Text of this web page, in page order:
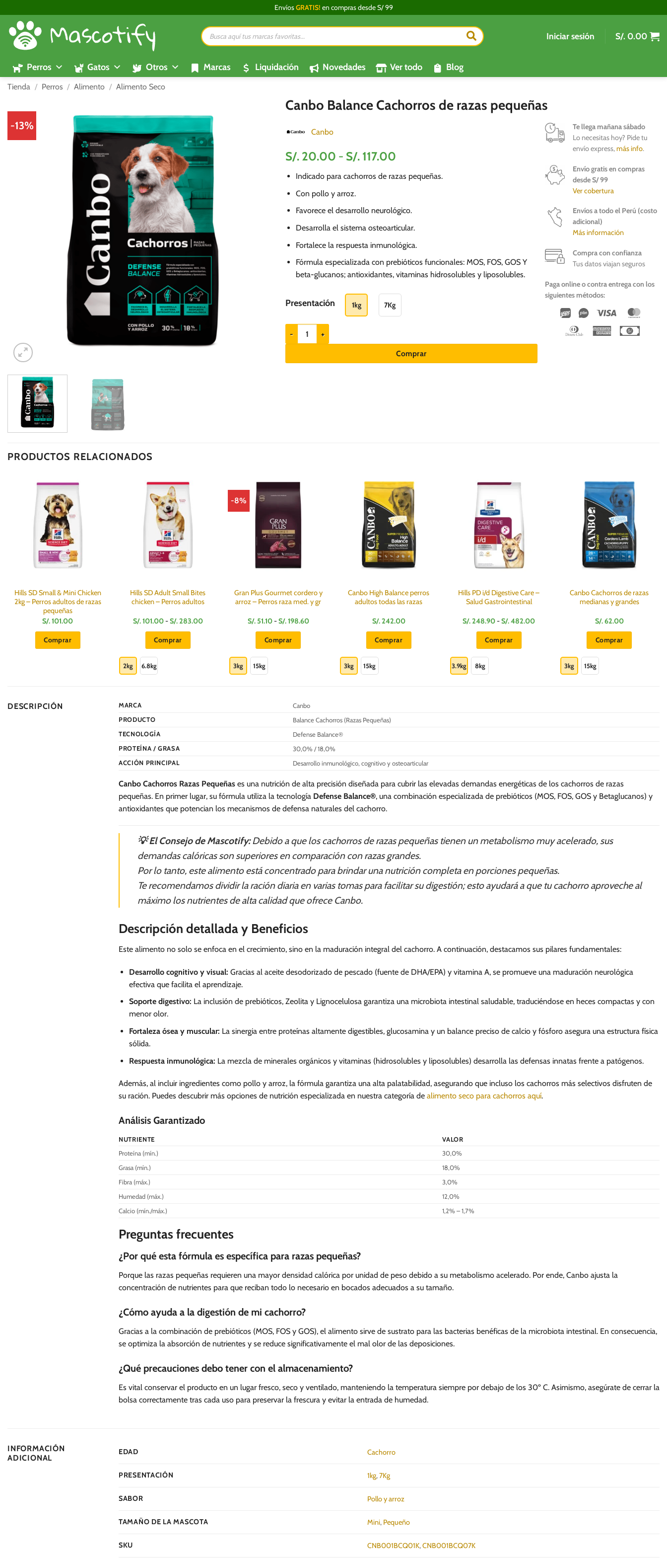
al
contenido
EnvíosGRATIS! en compras desde S/ 99
Búsqueda
de
productos
Iniciar sesión S/. 0.00
Perros Gatos Otros Marcas Liquidación Novedades Ver todo Blog
Tienda / Perros / Alimento / Alimento Seco
-13%
Canbo Balance Cachorros de razas pequeñas
Canbo
S/. 20.00 - S/. 117.00
precios:
S/.
20.00
hasta
S/.
117.00
Indicado para cachorros de razas pequeñas.
Con pollo y arroz.
Favorece el desarrollo neurológico.
Desarrolla el sistema osteoarticular.
Fortalece la respuesta inmunológica.
Fórmula especializada con prebióticos funcionales: MOS, FOS, GOS Y
beta-glucanos; antioxidantes, vitaminas hidrosolubles y liposolubles.
Presentación 1kg 7Kg
Canbo Balance Cachorros de razas pequeñas cantidad
Comprar
Te llega mañana sábado
Lo necesitas hoy? Pide tu
envío express,más info.
Envío gratis en compras
desde S/ 99
Ver cobertura
Envíos a todo el Perú (costo
adicional)
Más información
Compra con confianza
Tus datos viajan seguros
Paga online o contra entrega con los
siguientes métodos:
Wirecard
Vipps Visa
Dinners
American
PRODUCTOS RELACIONADOS
Hills SD Small & Mini Chicken
2kg – Perros adultos de razas
pequeñas
S/.101.00
Comprar
Hills SD Adult Small Bites
chicken – Perros adultos
S/.101.00-S/.283.00Rango
Comprar
pueden
en
de
producto
2kg 6.8kg
-8%
Gran Plus Gourmet cordero y
arroz – Perros raza med. y gr
S/. 51.10-S/.198.60Rango
Comprar
opciones
pueden
la
de
producto
3kg 15kg
Canbo High Balance perros
adultos todas las razas
S/.242.00
Comprar
opciones
en
de
3kg 15kg
Hills PD i/d Digestive Care –
Salud Gastrointestinal
S/.248.90-S/.482.00Rango
Comprar
página
de
3.9kg 8kg
Canbo Cachorros de razas
medianas y grandes
S/.62.00
Comprar
de
3kg 15kg
DESCRIPCIÓN MARCA
Canbo
PRODUCTO
Balance Cachorros (Razas Pequeñas)
TECNOLOGÍA
Defense Balance®
PROTEÍNA / GRASA
30,0% / 18,0%
ACCIÓN PRINCIPAL
Desarrollo inmunológico, cognitivo y osteoarticular
Canbo Cachorros Razas Pequeñas es una nutrición de alta precisión diseñada para cubrir las elevadas demandas energéticas de los cachorros de razas
pequeñas. En primer lugar, su fórmula utiliza la tecnología Defense Balance®, una combinación especializada de prebióticos (MOS, FOS, GOS y Betaglucanos) y
antioxidantes que potencian los mecanismos de defensa naturales del cachorro.
💡 El Consejo de Mascotify:Debido a que los cachorros de razas pequeñas tienen un metabolismo muy acelerado, sus
demandas calóricas son superiores en comparación con razas grandes.
Por lo tanto, este alimento está concentrado para brindar una nutrición completa en porciones pequeñas.
Te recomendamos dividir la ración diaria en varias tomas para facilitar su digestión; esto ayudará a que tu cachorro aproveche al
máximo los nutrientes de alta calidad que ofrece Canbo.
Descripción detallada y Beneficios
Este alimento no solo se enfoca en el crecimiento, sino en la maduración integral del cachorro. A continuación, destacamos sus pilares fundamentales:
Desarrollo cognitivo y visual: Gracias al aceite desodorizado de pescado (fuente de DHA/EPA) y vitamina A, se promueve una maduración neurológica
efectiva que facilita el aprendizaje.
Soporte digestivo: La inclusión de prebióticos, Zeolita y Lignocelulosa garantiza una microbiota intestinal saludable, traduciéndose en heces compactas y con
menor olor.
Fortaleza ósea y muscular: La sinergia entre proteínas altamente digestibles, glucosamina y un balance preciso de calcio y fósforo asegura una estructura física
sólida.
Respuesta inmunológica: La mezcla de minerales orgánicos y vitaminas (hidrosolubles y liposolubles) desarrolla las defensas innatas frente a patógenos.
Además, al incluir ingredientes como pollo y arroz, la fórmula garantiza una alta palatabilidad, asegurando que incluso los cachorros más selectivos disfruten de
su ración. Puedes descubrir más opciones de nutrición especializada en nuestra categoría de alimento seco para cachorros aquí.
Análisis Garantizado
NUTRIENTE
VALOR
Proteína (mín.)
30,0%
Grasa (mín.)
18,0%
Fibra (máx.)
3,0%
Humedad (máx.)
12,0%
Calcio (mín./máx.)
1,2% – 1,7%
Preguntas frecuentes
¿Por qué esta fórmula es específica para razas pequeñas?
Porque las razas pequeñas requieren una mayor densidad calórica por unidad de peso debido a su metabolismo acelerado. Por ende, Canbo ajusta la
concentración de nutrientes para que reciban todo lo necesario en bocados adecuados a su tamaño.
¿Cómo ayuda a la digestión de mi cachorro?
Gracias a la combinación de prebióticos (MOS, FOS y GOS), el alimento sirve de sustrato para las bacterias benéficas de la microbiota intestinal. En consecuencia,
se optimiza la absorción de nutrientes y se reduce significativamente el mal olor de las deposiciones.
¿Qué precauciones debo tener con el almacenamiento?
Es vital conservar el producto en un lugar fresco, seco y ventilado, manteniendo la temperatura siempre por debajo de los 30º C. Asimismo, asegúrate de cerrar la
bolsa correctamente tras cada uso para preservar la frescura y evitar la entrada de humedad.
INFORMACIÓN
ADICIONAL
EDAD Cachorro
PRESENTACIÓN 1kg,7Kg
SABOR Pollo y arroz
TAMAÑO DE LA MASCOTA Mini, Pequeño
SKU CNB001BCQ01K,CNB001BCQ07K